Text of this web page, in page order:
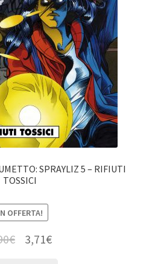
SPRAYLIZ 5 – RIFIUTI
TOSSICI
OFFERTA!
€ 3,71€